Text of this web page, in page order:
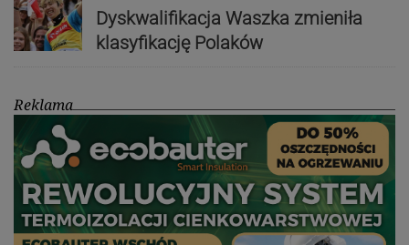
Dyskwalifikacja Waszka zmieniła
klasyfikację Polaków
Reklama